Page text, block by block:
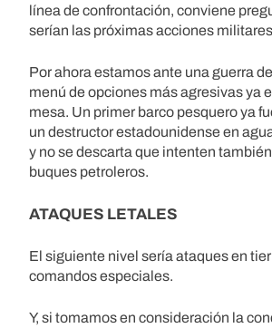
línea de confrontación, conviene
serían las próximas acciones
Por ahora estamos ante una guerra
menú de opciones más agresivas ya
mesa. Un primer barco pesquero ya
un destructor estadounidense en
y no se descarta que intenten
buques petroleros.
ATAQUES LETALES
El siguiente nivel sería ataques en
comandos especiales.
Y, si tomamos en consideración la